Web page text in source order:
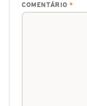
COMENTÁRIO *